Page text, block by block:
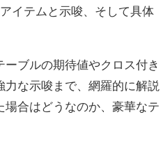
イテムと示唆、そして具体
ブルの期待値やクロス付き
な示唆まで、網羅的に解説
場合はどうなのか、豪華なテ